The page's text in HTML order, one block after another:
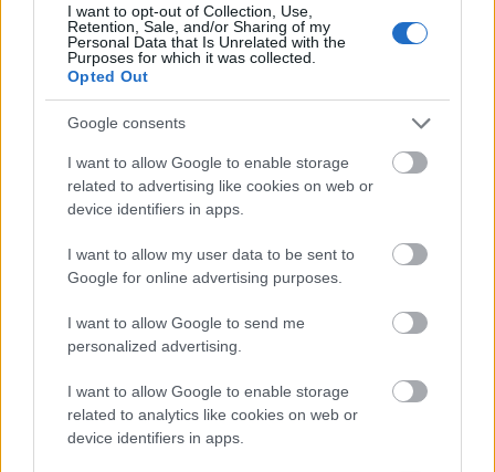
I want to opt-out of Collection, Use,
Retention, Sale, and/or Sharing of my
Personal Data that Is Unrelated with the
Purposes for which it was collected.
Opted Out
Google consents
I want to allow Google to enable storage
related to advertising like cookies on web or
device identifiers in apps.
I want to allow my user data to be sent to
Google for online advertising purposes.
I want to allow Google to send me
personalized advertising.
I want to allow Google to enable storage
related to analytics like cookies on web or
device identifiers in apps.
hangulatban leledző pólai (ma: Pula, Horvátország)
hadikikötő nyugalmát. Hamarosan őrült felfordulás
kerekedett: torpedónaszádok és motorcsónakok
indultak meg a kikötő egy pontja felé, ahol éktelen
lövöldözésbe kezdtek, a…